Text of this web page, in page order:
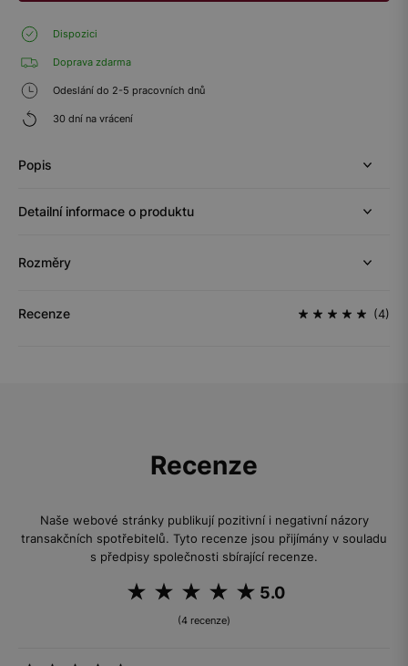
Dispozici
Doprava zdarma
Odeslání do 2-5 pracovních dnů
30 dní na vrácení
Popis
Detailní informace o produktu
Rozměry
Recenze (4)
Recenze
Naše webové stránky publikují pozitivní i negativní názory
transakčních spotřebitelů. Tyto recenze jsou přijímány v souladu
s předpisy společnosti sbírající recenze.
5.0
(4 recenze)